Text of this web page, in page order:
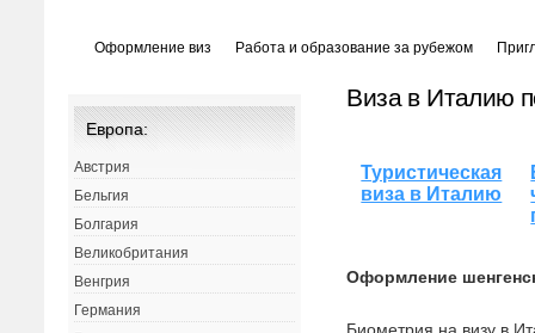
Оформление виз Работа и образование за рубежом
Виза в Италию
Туристическая
виза в Италию
Оформление
Европа:
Австрия
Бельгия
Болгария
Великобритания
Венгрия
Германия